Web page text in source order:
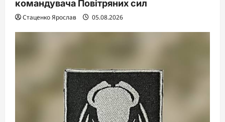
командувача Повітряних сил
Стаценко Ярослав 05.08.2026